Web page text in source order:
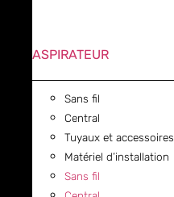
ASPIRATEUR
Sans fil
Central
Tuyaux et accessoires
Matériel d’installation
Sans fil